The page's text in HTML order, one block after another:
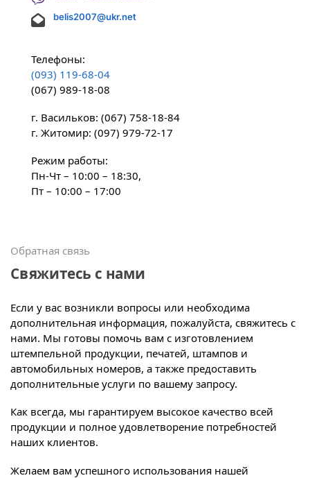
belis2007@ukr.net
Телефоны:
(093) 119-68-04
(067) 989-18-08
г. Васильков: (067) 758-18-84
г. Житомир: (097) 979-72-17
Режим работы:
Пн-Чт – 10:00 – 18:30,
Пт – 10:00 – 17:00
Обратная связь
Свяжитесь с нами
Если у вас возникли вопросы или необходима
дополнительная информация, пожалуйста, свяжитесь с
нами. Мы готовы помочь вам с изготовлением
штемпельной продукции, печатей, штампов и
автомобильных номеров, а также предоставить
дополнительные услуги по вашему запросу.
Как всегда, мы гарантируем высокое качество всей
продукции и полное удовлетворение потребностей
наших клиентов.
Желаем вам успешного использования нашей